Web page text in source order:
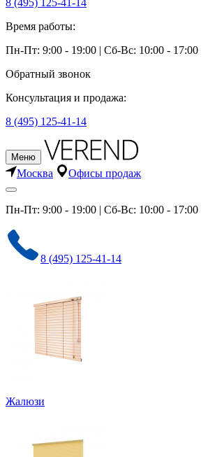
8 (495) 125-41-14
Время работы:
Пн-Пт: 9:00 - 19:00 | Сб-Вс: 10:00 - 17:00
Обратный звонок
Консультация и продажа:
8 (495) 125-41-14
Меню
Москва Офисы продаж
Пн-Пт: 9:00 - 19:00 | Сб-Вс: 10:00 - 17:00
8 (495) 125-41-14
Жалюзи